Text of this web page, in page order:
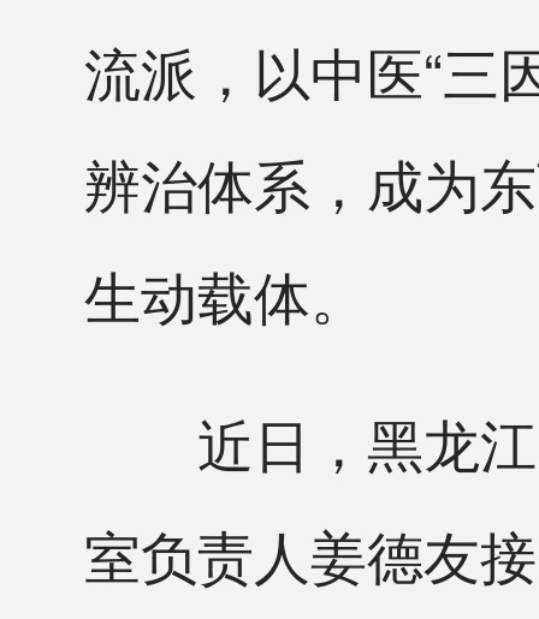
流派，以中医“三
辨治体系，成为
生动载体。
近日，黑龙江
室负责人姜德友